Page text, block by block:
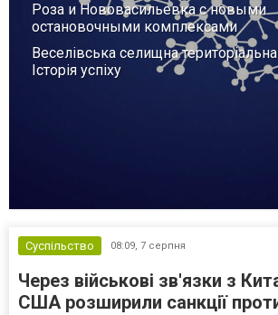
Роза и Нововасильевка с новыми
остановочными комплексами
Веселівська селищна
Історія успіху
Суспільство 08:09, 7 серпня
Через військові зв'язки з
США розширили санкції